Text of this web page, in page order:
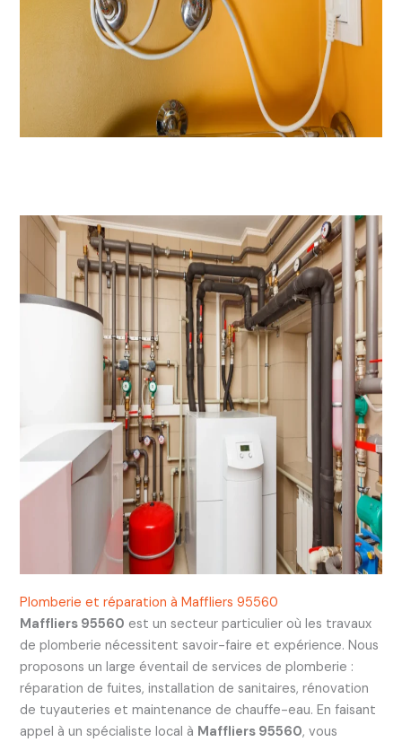
Plomberie et réparation à Maffliers 95560
Maffliers 95560 est un secteur particulier où les travaux
de plomberie nécessitent savoir-faire et expérience. Nous
proposons un large éventail de services de plomberie :
réparation de fuites, installation de sanitaires, rénovation
de tuyauteries et maintenance de chauffe-eau. En faisant
appel à un spécialiste local à Maffliers 95560, vous